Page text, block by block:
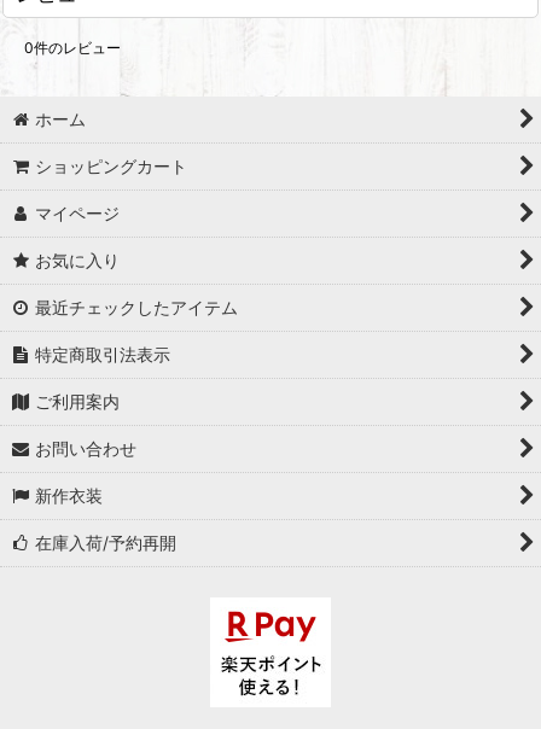
0件のレビュー
ホーム
ショッピングカート
マイページ
お気に入り
最近チェックしたアイテム
特定商取引法表示
ご利用案内
お問い合わせ
新作衣装
在庫入荷/予約再開